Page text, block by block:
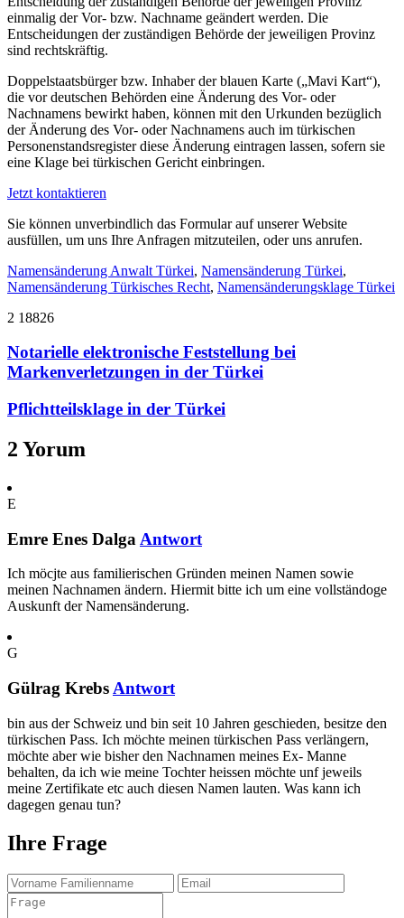
einmalig der Vor- bzw. Nachname geändert werden. Die
Entscheidungen der zuständigen Behörde der jeweiligen Provinz
sind rechtskräftig.
Doppelstaatsbürger bzw. Inhaber der blauen Karte („Mavi Kart“),
die vor deutschen Behörden eine Änderung des Vor- oder
Nachnamens bewirkt haben, können mit den Urkunden bezüglich
der Änderung des Vor- oder Nachnamens auch im türkischen
Personenstandsregister diese Änderung eintragen lassen, sofern sie
eine Klage bei türkischen Gericht einbringen.
Jetzt kontaktieren
Sie können unverbindlich das Formular auf unserer Website
ausfüllen, um uns Ihre Anfragen mitzuteilen, oder uns anrufen.
Namensänderung Anwalt Türkei, Namensänderung Türkei,
Namensänderung Türkisches Recht, Namensänderungsklage Türkei
2 18826
Notarielle elektronische Feststellung bei
Markenverletzungen in der Türkei
Pflichtteilsklage in der Türkei
2 Yorum
E
Emre Enes Dalga Antwort
Ich möcjte aus familierischen Gründen meinen Namen sowie
meinen Nachnamen ändern. Hiermit bitte ich um eine vollständoge
Auskunft der Namensänderung.
G
Gülrag Krebs Antwort
bin aus der Schweiz und bin seit 10 Jahren geschieden, besitze den
türkischen Pass. Ich möchte meinen türkischen Pass verlängern,
möchte aber wie bisher den Nachnamen meines Ex- Manne
behalten, da ich wie meine Tochter heissen möchte unf jeweils
meine Zertifikate etc auch diesen Namen lauten. Was kann ich
dagegen genau tun?
Ihre Frage